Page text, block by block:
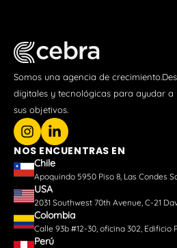
Somos una agencia de
digitales y tecnológicas para ayudar a
sus objetivos.
NOS ENCUENTRAS EN
Chile
Apoquindo 5950 Piso 8, Las Condes
USA
2031 Southwest 70th Avenue, C-21
Colombia
Calle 93b #12-30, oficina 302, Edificio
Perú